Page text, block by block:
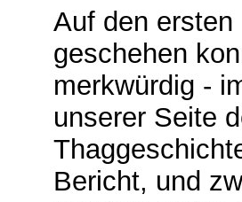
Auf den
geschehen
merkwürdig -
unserer Seite
Bericht, und